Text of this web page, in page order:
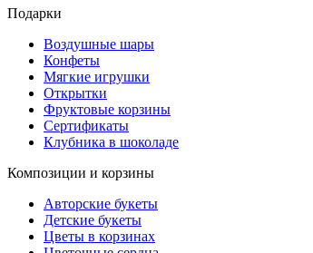
Подарки
Воздушные шары
Конфеты
Мягкие игрушки
Открытки
Фруктовые корзины
Сертификаты
Клубника в шоколаде
Композиции и корзины
Авторские букеты
Детские букеты
Цветы в корзинах